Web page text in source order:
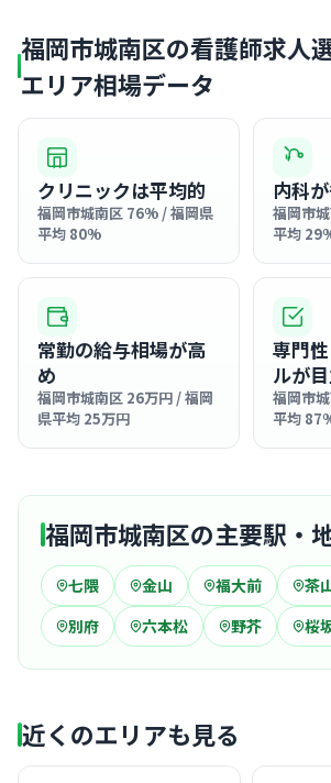
福岡市城南区の看護師求人
エリア相場データ
クリニックは平均的
福岡市城南区 76% / 福岡県
平均 80%
内科
福岡市
平均
常勤の給与相場が高
め
福岡市城南区 26万円 / 福岡
県平均 25万円
専門
ルが
福岡市
平均
福岡市城南区の主要駅・
七隈 金山 福大前 茶
別府
六本松 野芥 桜
近くのエリアも見る